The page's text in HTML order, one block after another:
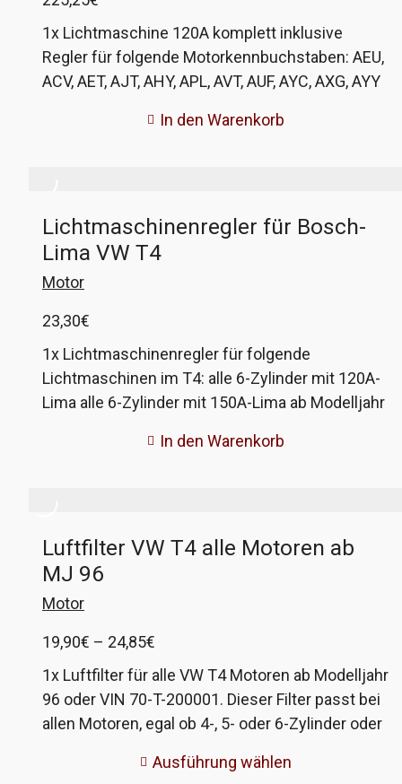
1x Lichtmaschine 120A komplett inklusive
Regler für folgende Motorkennbuchstaben: AEU,
ACV, AET, AJT, AHY, APL, AVT, AUF, AYC, AXG, AYY
Bitte beachten!! Die Lichtmaschine entspricht
wird anschließend in Deutschland kontrolliert. Da
wir keine aufgearbeiteten Lichtmaschinen
mögen, probieren wir diese. Und Stand jetzt läuft
In den Warenkorb
Lichtmaschinenregler für Bosch-
Lima VW T4
Motor
23,30€
1x Lichtmaschinenregler für folgende
Lichtmaschinen im T4: alle 6-Zylinder mit 120A-
Lima alle 6-Zylinder mit 150A-Lima ab Modelljahr
mit 90A und 120A-Lima ab FIN 70 X 075001 Der
In den Warenkorb
Luftfilter VW T4 alle Motoren ab
MJ 96
Motor
19,90€ – 24,85€
19,90€
bis
24,85€
1x Luftfilter für alle VW T4 Motoren ab Modelljahr
96 oder VIN 70-T-200001. Dieser Filter passt bei
allen Motoren, egal ob 4-, 5- oder 6-Zylinder oder
Motoren vor 96, wenn ihr also an eurem Bus vor
Ausführung wählen